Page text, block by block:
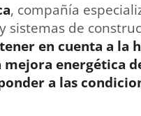
, compañía
sistemas de
en cuenta a la
energética
a las